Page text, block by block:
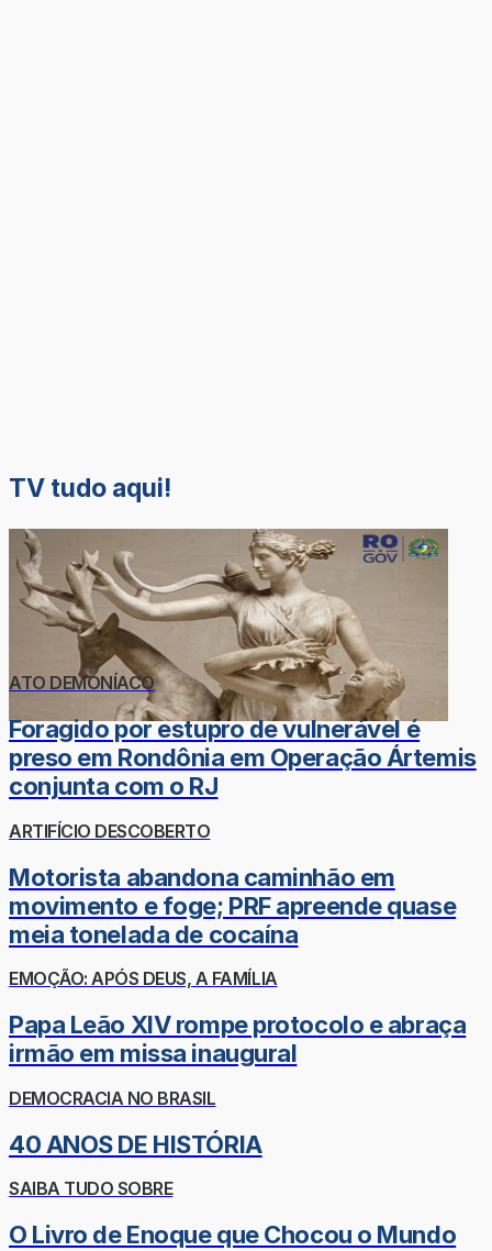
TV tudo aqui!
ATO DEMONÍACO
Foragido por estupro de vulnerável é
preso em Rondônia em Operação Ártemis
conjunta com o RJ
ARTIFÍCIO DESCOBERTO
Motorista abandona caminhão em
movimento e foge; PRF apreende quase
meia tonelada de cocaína
EMOÇÃO: APÓS DEUS, A FAMÍLIA
Papa Leão XIV rompe protocolo e abraça
irmão em missa inaugural
DEMOCRACIA NO BRASIL
40 ANOS DE HISTÓRIA
SAIBA TUDO SOBRE
O Livro de Enoque que Chocou o Mundo